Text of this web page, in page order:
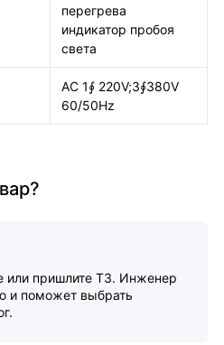
перегрева
индикатор пробоя
света
AC 1∮ 220V;3∮380V
60/50Hz
или пришлите ТЗ. Инженер
и поможет выбрать